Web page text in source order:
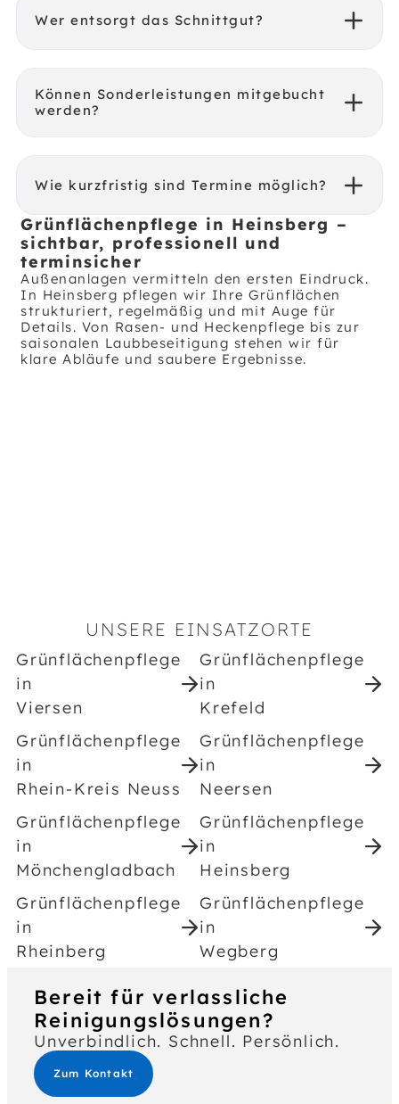
Wer entsorgt das Schnittgut?
Können Sonderleistungen mitgebucht
werden?
Wie kurzfristig sind Termine möglich?
Grünflächenpflege in Heinsberg –
sichtbar, professionell und
terminsicher
Außenanlagen vermitteln den ersten Eindruck.
In Heinsberg pflegen wir Ihre Grünflächen
strukturiert, regelmäßig und mit Auge für
Details. Von Rasen- und Heckenpflege bis zur
saisonalen Laubbeseitigung stehen wir für
klare Abläufe und saubere Ergebnisse.
UNSERE EINSATZORTE
Grünflächenpflege
in
Viersen
Grünflächenpflege
in
Rhein-Kreis Neuss
Grünflächenpflege
in
Mönchengladbach
Grünflächenpflege
in
Rheinberg
Grünflächenpflege
in
Krefeld
Grünflächenpflege
in
Neersen
Grünflächenpflege
in
Heinsberg
Grünflächenpflege
in
Wegberg
Bereit für verlassliche
Reinigungslösungen?
Unverbindlich. Schnell. Persönlich.
Zum Kontakt